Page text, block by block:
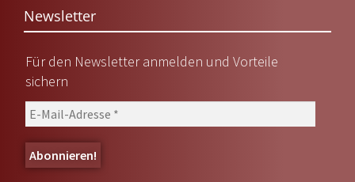
Newsletter
Für den Newsletter anmelden und Vorteile
sichern